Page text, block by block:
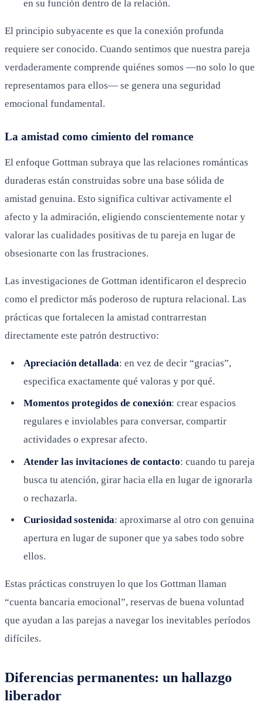
en su función dentro de la relación.
El principio subyacente es que la conexión profunda
requiere ser conocido. Cuando sentimos que nuestra pareja
verdaderamente comprende quiénes somos —no solo lo que
representamos para ellos— se genera una seguridad
emocional fundamental.
La amistad como cimiento del romance
El enfoque Gottman subraya que las relaciones románticas
duraderas están construidas sobre una base sólida de
amistad genuina. Esto significa cultivar activamente el
afecto y la admiración, eligiendo conscientemente notar y
valorar las cualidades positivas de tu pareja en lugar de
obsesionarte con las frustraciones.
Las investigaciones de Gottman identificaron el desprecio
como el predictor más poderoso de ruptura relacional. Las
prácticas que fortalecen la amistad contrarrestan
directamente este patrón destructivo:
Apreciación detallada: en vez de decir “gracias”,
especifica exactamente qué valoras y por qué.
Momentos protegidos de conexión: crear espacios
regulares e inviolables para conversar, compartir
actividades o expresar afecto.
Atender las invitaciones de contacto: cuando tu pareja
busca tu atención, girar hacia ella en lugar de ignorarla
o rechazarla.
Curiosidad sostenida: aproximarse al otro con genuina
apertura en lugar de suponer que ya sabes todo sobre
ellos.
Estas prácticas construyen lo que los Gottman llaman
“cuenta bancaria emocional”, reservas de buena voluntad
que ayudan a las parejas a navegar los inevitables períodos
difíciles.
Diferencias permanentes: un hallazgo
liberador